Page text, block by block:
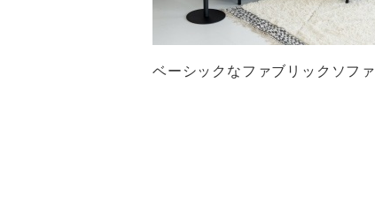
ベーシックなファブリックソファ